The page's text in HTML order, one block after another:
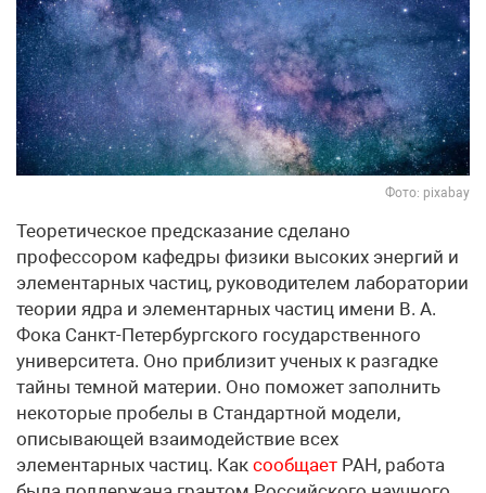
Фото: pixabay
Теоретическое предсказание сделано
профессором кафедры физики высоких энергий и
элементарных частиц, руководителем лаборатории
теории ядра и элементарных частиц имени В. А.
Фока Санкт-Петербургского государственного
университета. Оно приблизит ученых к разгадке
тайны темной материи. Оно поможет заполнить
некоторые пробелы в Стандартной модели,
описывающей взаимодействие всех
элементарных частиц. Как сообщает РАН, работа